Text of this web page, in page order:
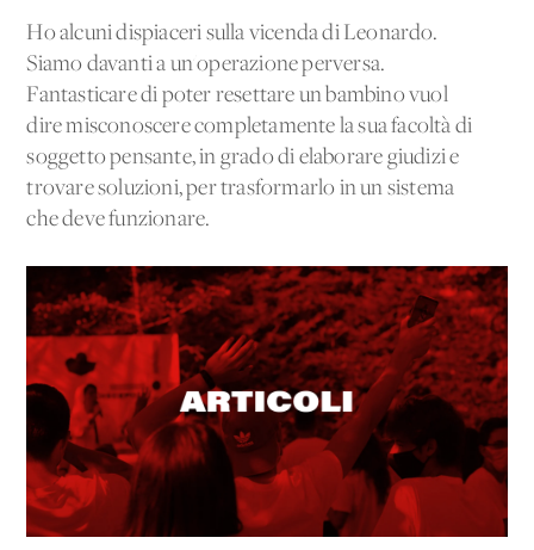
Ho alcuni dispiaceri sulla vicenda di Leonardo.
Siamo davanti a un'operazione perversa.
Fantasticare di poter resettare un bambino vuol
dire misconoscere completamente la sua facoltà di
soggetto pensante, in grado di elaborare giudizi e
trovare soluzioni, per trasformarlo in un sistema
che deve funzionare.